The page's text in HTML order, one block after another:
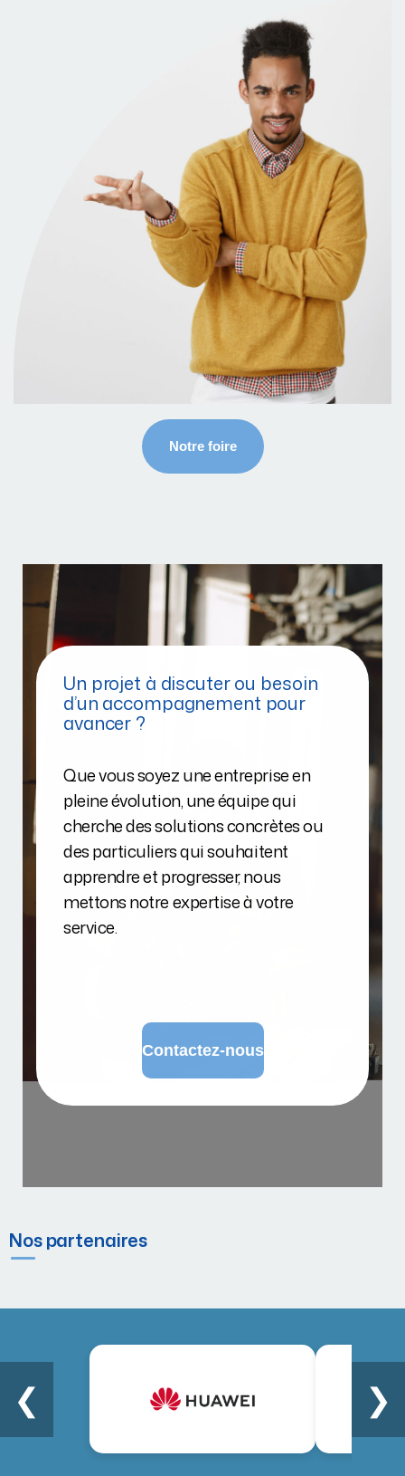
Un projet à discuter ou besoin
d’un accompagnement pour
avancer ?
Que vous soyez une entreprise en
pleine évolution, une équipe qui
cherche des solutions concrètes ou
des particuliers qui souhaitent
apprendre et progresser, nous
mettons notre expertise à votre
service.
Nos partenaires
❮ ❯